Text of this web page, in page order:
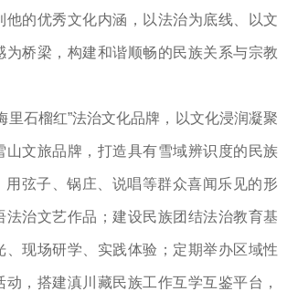
他的优秀文化内涵，以法治为底线、以文
为桥梁，构建和谐顺畅的民族关系与宗教
里石榴红”法治文化品牌，以文化浸润凝聚
山文旅品牌，打造具有雪域辨识度的民族
用弦子、锅庄、说唱等群众喜闻乐见的形
法治文艺作品；建设民族团结法治教育基
、现场研学、实践体验；定期举办区域性
，搭建滇川藏民族工作互学互鉴平台，